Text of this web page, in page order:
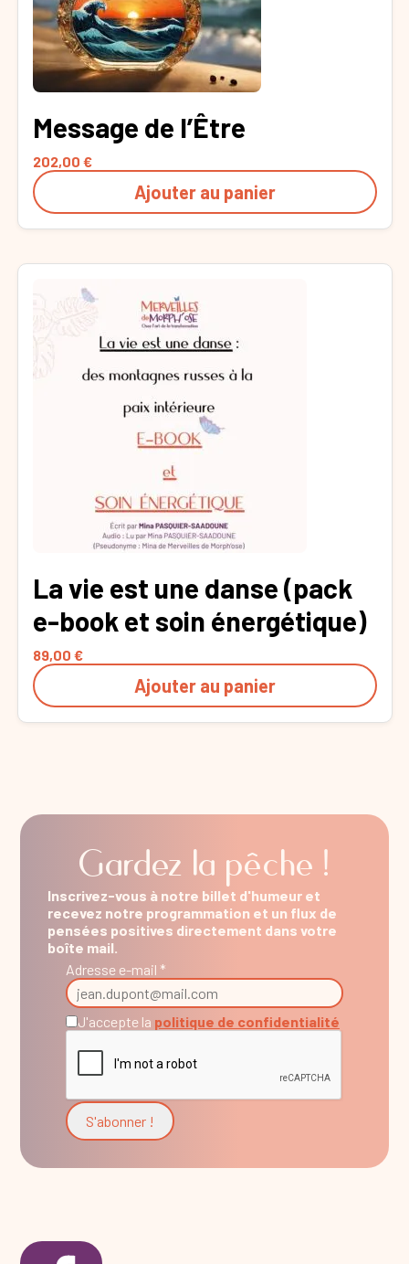
Message de l’Être
202,00 €
Ajouter au panier
La vie est une danse (pack
e-book et soin énergétique)
89,00 €
Ajouter au panier
Gardez la pêche !
Inscrivez-vous à notre billet d'humeur et
recevez notre programmation et un flux de
pensées positives directement dans votre
boîte mail.
Adresse e-mail *
J'accepte la politique de confidentialité